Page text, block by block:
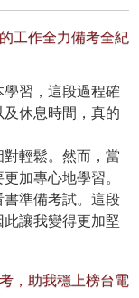
工作全力備考全紀
習，這段過程確
休息時間，真的
輕鬆。然而，當
加專心地學習。
準備考試。這段
讓我變得更加堅
，助我穩上榜台電